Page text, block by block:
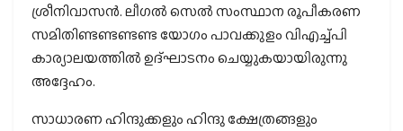
ശ്രീനിവാസന്‍. ലീഗല്‍ സെല്‍ സംസ്ഥാന രൂപീകരണ
സമിതിണ്ടണ്ടണ്ടണ്ട യോഗം പാവക്കുളം വിഎച്ച്പി
കാര്യാലയത്തില്‍ ഉദ്ഘാടനം ചെയ്യുകയായിരുന്നു
അദ്ദേഹം.
സാധാരണ ഹിന്ദുക്കളും ഹിന്ദു ക്ഷേത്രങ്ങളും